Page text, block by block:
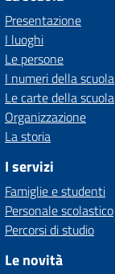
Presentazione
I luoghi
Le persone
I numeri della scuola
Le carte della scuola
Organizzazione
La storia
I servizi
Famiglie e studenti
Personale scolastico
Percorsi di studio
Le novità